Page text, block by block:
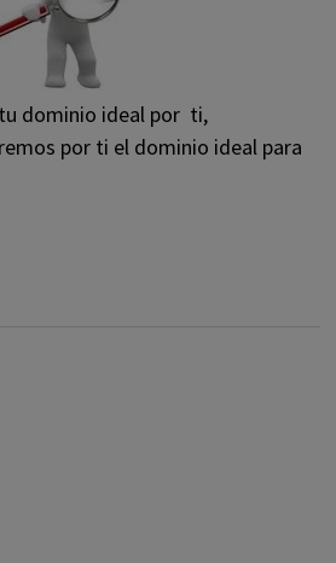
dominio ideal por ti,
por ti el dominio ideal para